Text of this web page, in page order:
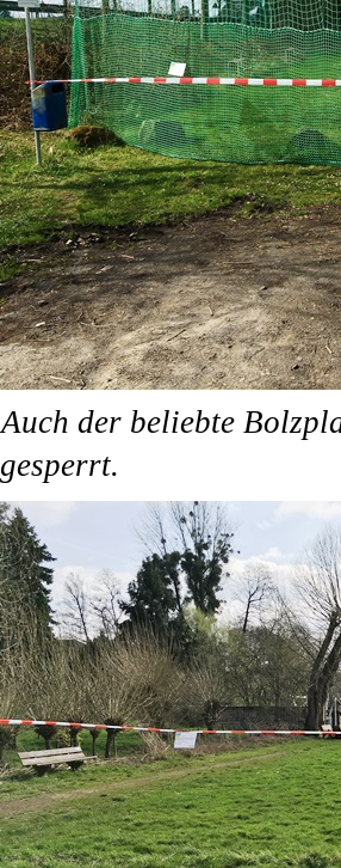
Auch der beliebte
gesperrt.